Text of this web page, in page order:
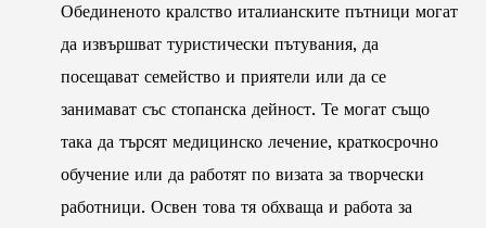
Обединеното кралство италианските пътници могат
да извършват туристически пътувания, да
посещават семейство и приятели или да се
занимават със стопанска дейност. Те могат също
така да търсят медицинско лечение, краткосрочно
обучение или да работят по визата за творчески
работници. Освен това тя обхваща и работа за